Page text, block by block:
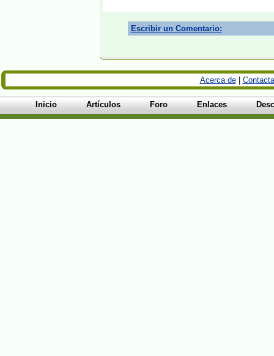
Escribir un Comentario:
Acerca de|
Inicio Artículos Foro Enlaces